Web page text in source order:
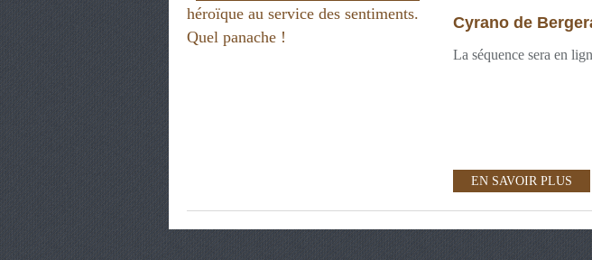
La séquence sera en
EN SAVOIR PLUS